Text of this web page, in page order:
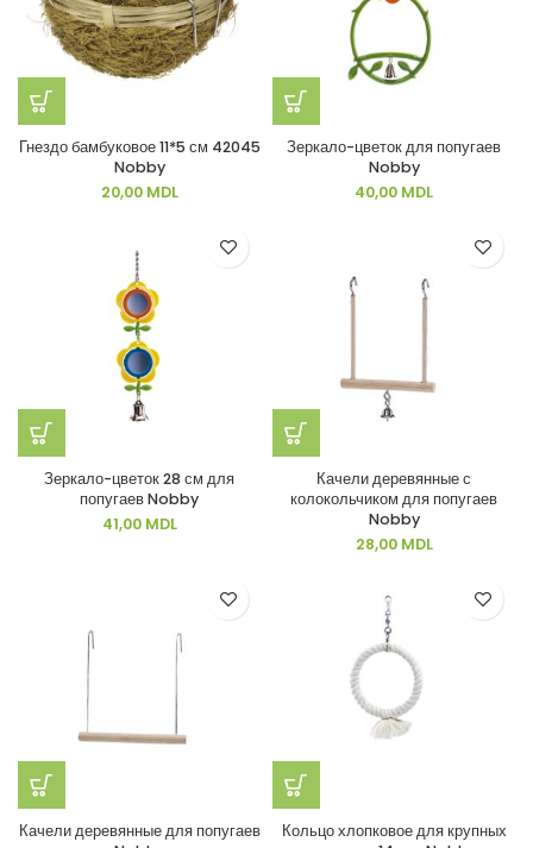
Гнездо бамбуковое 11*5 см 42045
Nobby
20,00 MDL
Зеркало-цветок для попугаев
Nobby
40,00 MDL
Зеркало-цветок 28 см для
попугаев Nobby
41,00 MDL
Качели деревянные с
колокольчиком для попугаев
Nobby
28,00 MDL
Качели деревянные для попугаев
Кольцо хлопковое для крупных